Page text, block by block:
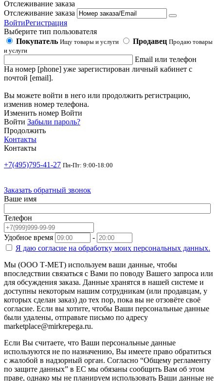
Отслеживание заказа
Отслеживание заказа
ВойтиРегистрация
Выберите тип пользователя
Покупатель Ищу товары и услуги Продавец Продаю товары
и услуги
Email или телефон
На номер [phone] уже зарегистирован личный кабинет с
почтой [email].
Вы можете войти в него или продолжить регистрацию,
изменив номер телефона.
Изменить номер Войти
Войти Забыли пароль?
Продолжить
Контакты
Контакты
+7(495)795-41-27 Пн-Пт: 9:00-18:00
Заказать обратный звонок
Ваше имя
Телефон
Удобное время
-
Я даю согласие на обработку моих персональных данных.
Мы (ООО Т-МЕТ) используем ваши данные, чтобы
впоследствии связаться с Вами по поводу Вашего запроса или
для обсуждения заказа. Данные хранятся в нашей системе и
доступны некоторым нашим сотрудникам (или продавцам, у
которых сделан заказ) до тех пор, пока вы не отзовёте своё
согласие. Если вы хотите, чтобы Ваши персональные данные
были удалены, отправьте письмо по адресу
marketplace@mirkrepega.ru.
Если Вы считаете, что Ваши персональные данные
используются не по назначению, Вы имеете право обратиться
с жалобой в надзорный орган. Согласно “Общему регламенту
по защите данных” в ЕС мы обязаны сообщить Вам об этом
праве, однако мы не планируем использовать Ваши данные не